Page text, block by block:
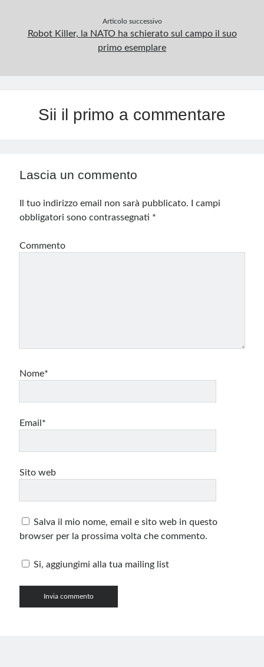
Articolo successivo
Robot Killer, la NATO ha schierato sul campo il suo
primo esemplare
Sii il primo a commentare
Lascia un commento
Il tuo indirizzo email non sarà pubblicato.
I campi
obbligatori sono contrassegnati *
Commento
Nome*
Email*
Sito web
Salva il mio nome, email e sito web in questo
browser per la prossima volta che commento.
Si, aggiungimi alla tua mailing list